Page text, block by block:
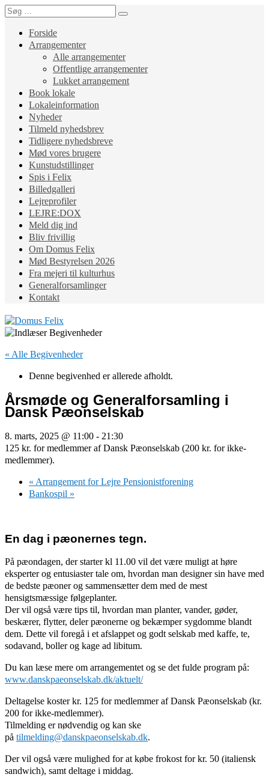
Forside
Arrangementer
Alle arrangementer
Offentlige arrangementer
Lukket arrangement
Book lokale
Lokaleinformation
Nyheder
Tilmeld nyhedsbrev
Tidligere nyhedsbreve
Mød vores brugere
Kunstudstillinger
Spis i Felix
Billedgalleri
Lejreprofiler
LEJRE:DOX
Meld dig ind
Bliv frivillig
Om Domus Felix
Mød Bestyrelsen 2026
Fra mejeri til kulturhus
Generalforsamlinger
Kontakt
« Alle Begivenheder
Denne begivenhed er allerede afholdt.
Årsmøde og Generalforsamling i
Dansk Pæonselskab
8. marts, 2025 @ 11:00 - 21:30
125 kr. for medlemmer af Dansk Pæonselskab (200 kr. for ikke-
medlemmer).
« Arrangement for Lejre Pensionistforening
Bankospil »
En dag i pæonernes tegn.
På pæondagen, der starter kl 11.00 vil det være muligt at høre
eksperter og entusiaster tale om, hvordan man designer sin have med
de bedste pæoner og sammensætter dem med de mest
hensigtsmæssige følgeplanter.
Der vil også være tips til, hvordan man planter, vander, gøder,
beskærer, flytter, deler pæonerne og bekæmper sygdomme blandt
dem. Dette vil foregå i et afslappet og godt selskab med kaffe, te,
sodavand, boller og kage ad libitum.
Du kan læse mere om arrangementet og se det fulde program på:
www.danskpaeonselskab.dk/aktuelt/
Deltagelse koster kr. 125 for medlemmer af Dansk Pæonselskab (kr.
200 for ikke-medlemmer).
Tilmelding er nødvendig og kan ske
på tilmelding@danskpaeonselskab.dk.
Der vil også være mulighed for at købe frokost for kr. 50 (italiensk
sandwich), samt deltage i middag.